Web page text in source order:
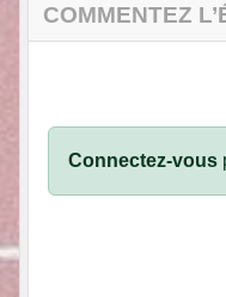
COMMENTEZ
Connectez-vous